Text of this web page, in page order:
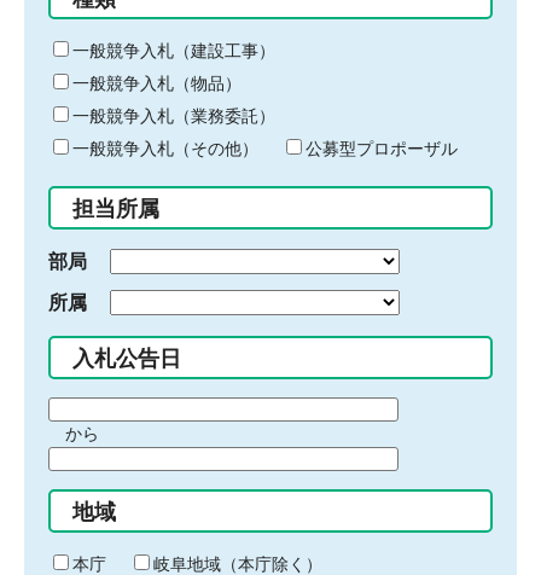
る
キ
ー
ワ
ー
ド
入
力
一般競争入札（建設工事）
一般競争入札（物品）
一般競争入札（業務委託）
一般競争入札（その他）
公募型プロポーザル
担当所属
部局
所属
入札公告日
間
始
り
から
間
終
わ
地域
本庁
岐阜地域（本庁除く）